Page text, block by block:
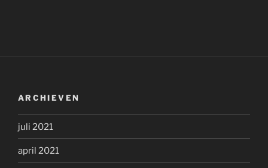
ARCHIEVEN
juli 2021
april 2021